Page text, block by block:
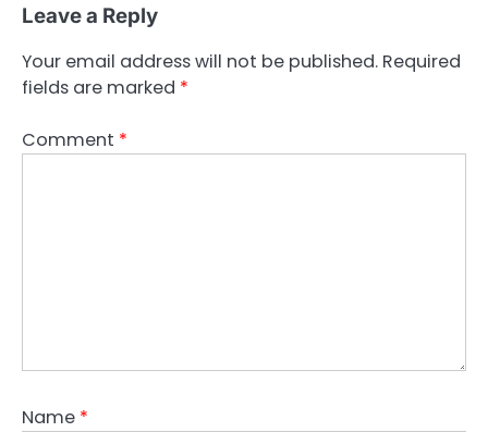
Leave a Reply
Your email address will not be published. Required
fields are marked *
Comment *
Name *